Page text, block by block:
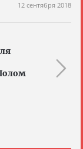
12 сентября 2018